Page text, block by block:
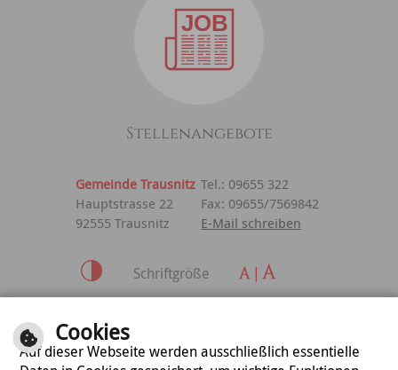
Stellenangebote
Gemeinde Trausnitz Tel.: 09655 322
Hauptstrasse 22
Fax: 09655/7569842
92555 Trausnitz
E-Mail schreiben
Schriftgröße
Datenschutzerklärung
Cookies
Auf dieser Webseite werden ausschließlich essentielle